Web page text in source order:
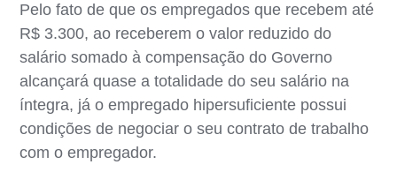
Pelo fato de que os empregados que recebem até
R$ 3.300, ao receberem o valor reduzido do
salário somado à compensação do Governo
alcançará quase a totalidade do seu salário na
íntegra, já o empregado hipersuficiente possui
condições de negociar o seu contrato de trabalho
com o empregador.